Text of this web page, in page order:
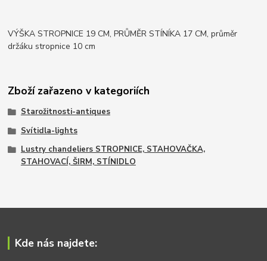
VÝŠKA STROPNICE 19 CM, PRŮMĚR STÍNÍKA 17 CM, průměr
držáku stropnice 10 cm
Zboží zařazeno v kategoriích
Starožitnosti-antiques
Svítidla-lights
Lustry chandeliers STROPNICE, STAHOVAČKA,
STAHOVACÍ, ŠIRM, STÍNIDLO
Kde nás najdete: